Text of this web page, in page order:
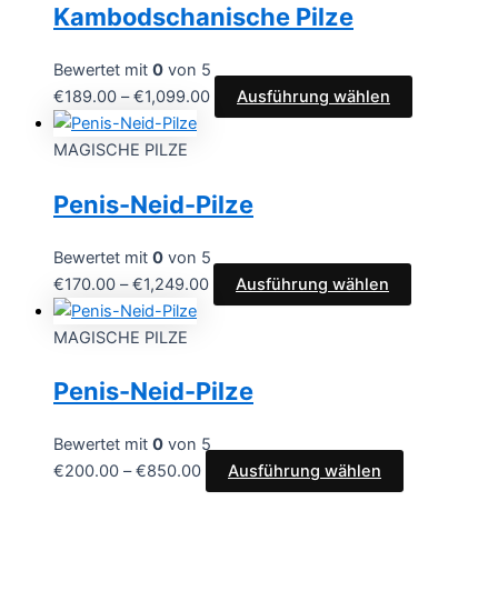
Kambodschanische Pilze
Bewertet mit 0 von 5
€189.00 –€1,099.00 Ausführung wählen
MAGISCHE PILZE
Penis-Neid-Pilze
Bewertet mit 0 von 5
€170.00 –€1,249.00 Ausführung wählen
MAGISCHE PILZE
Penis-Neid-Pilze
Bewertet mit 0 von 5
€200.00 –€850.00 Ausführung wählen